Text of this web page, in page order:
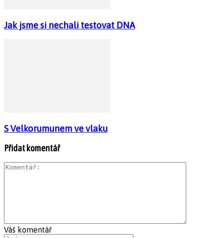
Jak jsme si nechali testovat DNA
S Velkorumunem ve vlaku
Přidat komentář
Váš komentář